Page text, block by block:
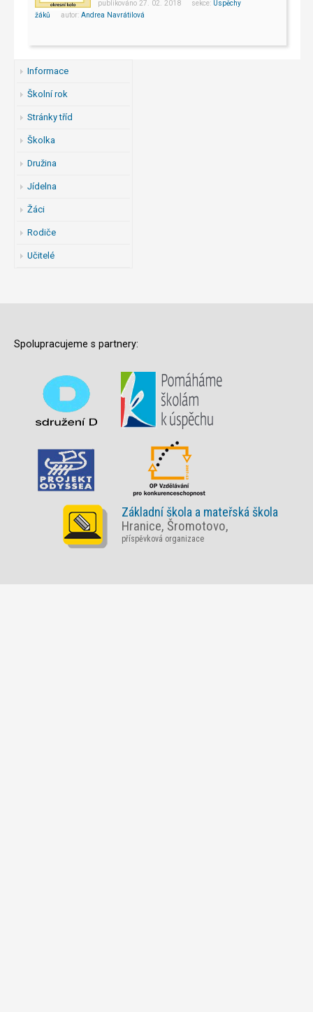
publikováno 27. 02. 2018 sekce: Úspěchy
žáků autor: Andrea Navrátilová
Informace
Školní rok
Stránky tříd
Školka
Družina
Jídelna
Žáci
Rodiče
Učitelé
Spolupracujeme s partnery:
Základní škola a mateřská škola
Hranice, Šromotovo,
příspěvková organizace